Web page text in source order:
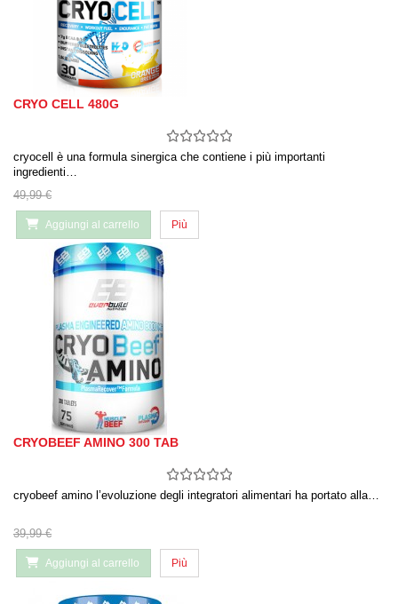
CRYO CELL 480G
cryocell è una formula sinergica che contiene i più importanti
ingredienti…
49,99 €
Aggiungi al carrello Più
CRYOBEEF AMINO 300 TAB
cryobeef amino l’evoluzione degli integratori alimentari ha portato alla…
39,99 €
Aggiungi al carrello Più